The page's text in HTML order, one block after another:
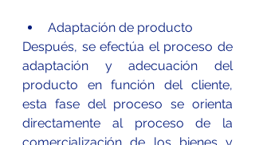
Adaptación de producto
Después, se efectúa el proceso de
adaptación y adecuación del
producto en función del cliente,
esta fase del proceso se orienta
directamente al proceso de la